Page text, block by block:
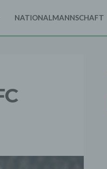
NATIONALMANNSCHAFT